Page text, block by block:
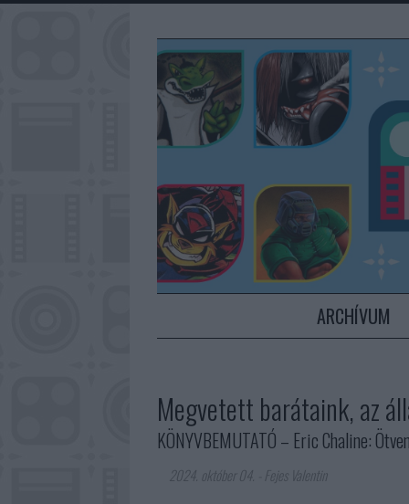
ARCHÍVUM
Megvetett barátaink, az
KÖNYVBEMUTATÓ – Eric Chaline:
2024. október 04.
Fejes Valentin